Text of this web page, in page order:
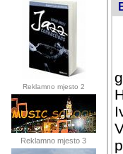
Reklamno mjesto 2
Reklamno mjesto 3